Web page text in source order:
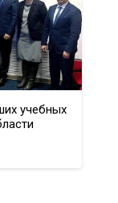
учебных